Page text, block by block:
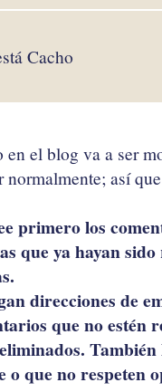
Cacho
el blog va a ser
así
primero los
que ya hayan
direcciones de
que no estén
que no respeten